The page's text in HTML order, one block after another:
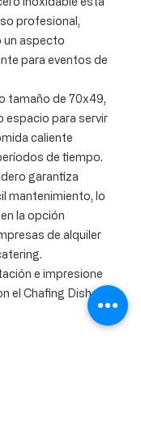
profesional,
un aspecto
para eventos de
tamaño de 70x49,
espacio para servir
caliente
de tiempo.
garantiza
mantenimiento, lo
la opción
de alquiler
e impresione
el Chafing Dish